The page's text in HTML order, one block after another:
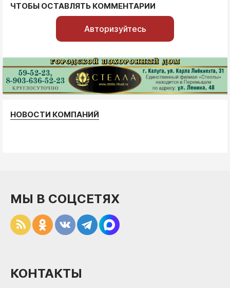
ЧТОБЫ ОСТАВЛЯТЬ КОММЕНТАРИИ
Авторизуйтесь
НОВОСТИ КОМПАНИЙ
МЫ В СОЦСЕТЯХ
КОНТАКТЫ